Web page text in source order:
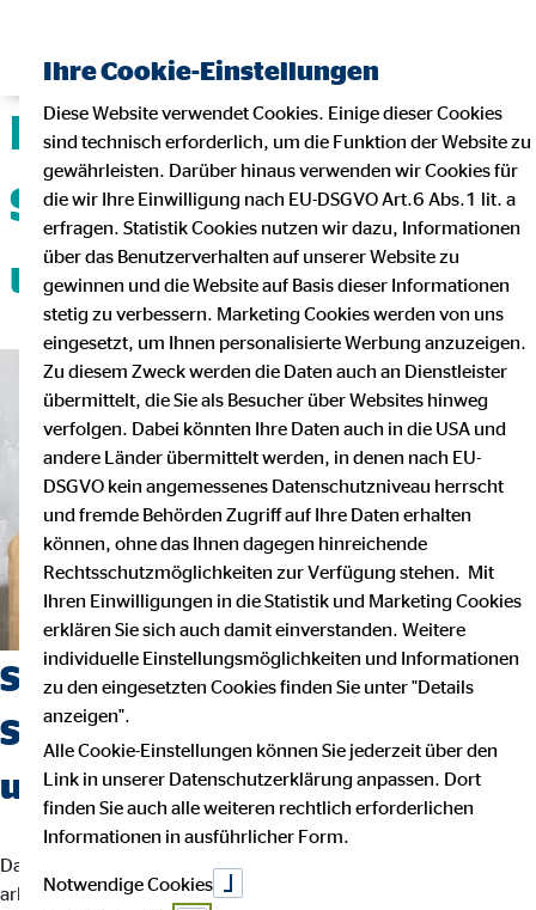
Deine Karriere mit
Sicherheit, Flexibilität
und Teamgeist!
Suchst du einen Job, der
Sicherheit, Selbstbestimmung
und Flexibilität vereint?
Dann bist du bei uns richtig. Wir glauben, dass man am besten
arbeitet, wenn man seinem eigenen Rhythmus folgt.
Ihre Cookie-Einstellungen
Diese Website verwendet Cookies. Einige dieser Cookies
sind technisch erforderlich, um die Funktion der Website zu
gewährleisten. Darüber hinaus verwenden wir Cookies für
die wir Ihre Einwilligung nach EU-DSGVO Art.6 Abs.1 lit. a
erfragen. Statistik Cookies nutzen wir dazu, Informationen
über das Benutzerverhalten auf unserer Website zu
gewinnen und die Website auf Basis dieser Informationen
stetig zu verbessern. Marketing Cookies werden von uns
eingesetzt, um Ihnen personalisierte Werbung anzuzeigen.
Zu diesem Zweck werden die Daten auch an Dienstleister
übermittelt, die Sie als Besucher über Websites hinweg
verfolgen. Dabei könnten Ihre Daten auch in die USA und
andere Länder übermittelt werden, in denen nach EU-
DSGVO kein angemessenes Datenschutzniveau herrscht
und fremde Behörden Zugriff auf Ihre Daten erhalten
können, ohne das Ihnen dagegen hinreichende
Rechtsschutzmöglichkeiten zur Verfügung stehen. Mit
Ihren Einwilligungen in die Statistik und Marketing Cookies
erklären Sie sich auch damit einverstanden. Weitere
individuelle Einstellungsmöglichkeiten und Informationen
zu den eingesetzten Cookies finden Sie unter "Details
anzeigen".
Alle Cookie-Einstellungen können Sie jederzeit über den
Link in unserer Datenschutzerklärung anpassen. Dort
finden Sie auch alle weiteren rechtlich erforderlichen
Informationen in ausführlicher Form.
Notwendige Cookies